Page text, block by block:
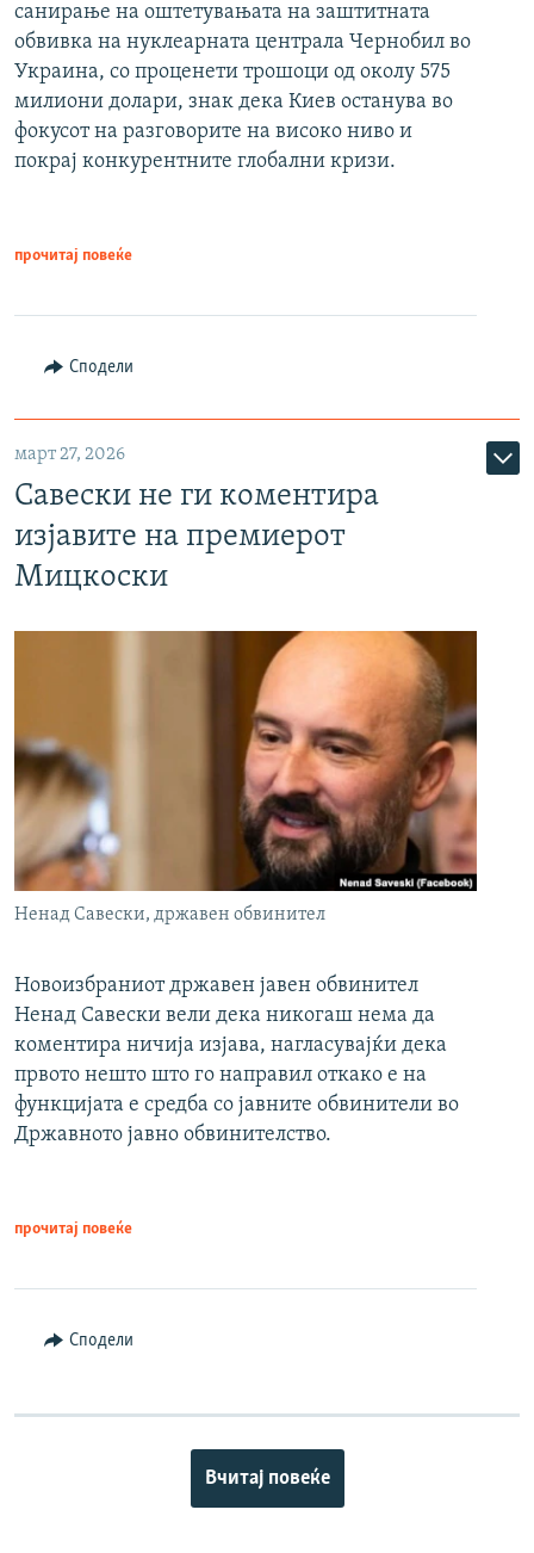
санирање на оштетувањата на заштитната
обвивка на нуклеарната централа Чернобил во
Украина, со проценети трошоци од околу 575
милиони долари, знак дека Киев останува во
фокусот на разговорите на високо ниво и
покрај конкурентните глобални кризи.
прочитај повеќе
Сподели
март 27, 2026
Савески не ги коментира
изјавите на премиерот
Мицкоски
Ненад Савески, државен обвинител
Новоизбраниот државен јавен обвинител
Ненад Савески вели дека никогаш нема да
коментира ничија изјава, нагласувајќи дека
првото нешто што го направил откако е на
функцијата е средба со јавните обвинители во
Државното јавно обвинителство.
прочитај повеќе
Сподели
Вчитај повеќе